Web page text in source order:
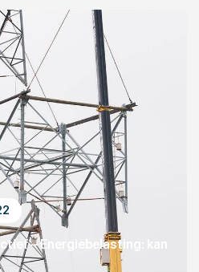
– Energiebelasting: kan